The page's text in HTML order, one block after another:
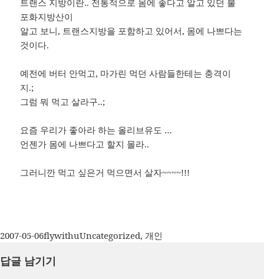
트랜스 지방이란.. 전통적으로 몸에 좋다고 알고 있던 불
포화지방산이
알고 보니, 트랜스지방을 포함하고 있어서, 몸에 나쁘다는
것이다.
예전에 버터 안먹고, 마가린 먹던 사람들한테는 충격이
지.;
그럼 뭐 먹고 살라구..;
요즘 우리가 좋아라 하는 올리브유도 …
언젠가 몸에 나쁘다고 할지 몰라..
그러니깐 먹고 싶은거 먹으면서 살자~~~~!!!
작
일
2007-05-06글
이
flywithu카
Uncategorized, 개인
답글 남기기